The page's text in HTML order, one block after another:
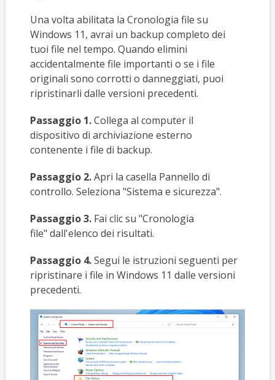
Una volta abilitata la Cronologia file su
Windows 11, avrai un backup completo dei
tuoi file nel tempo. Quando elimini
accidentalmente file importanti o se i file
originali sono corrotti o danneggiati, puoi
ripristinarli dalle versioni precedenti.
Passaggio 1.Collega al computer il
dispositivo di archiviazione esterno
contenente i file di backup.
Passaggio 2.Apri la casella Pannello di
controllo. Seleziona "Sistema e sicurezza".
Passaggio 3.Fai clic su "Cronologia
file" dall'elenco dei risultati.
Passaggio 4.Segui le istruzioni seguenti per
ripristinare i file in Windows 11 dalle versioni
precedenti.